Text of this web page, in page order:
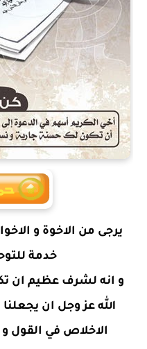
يرجى من الاخوة و
خدمة
و انه لشرف عظيم ان
الله عز وجل ان يجعلنا
الاخلاص في